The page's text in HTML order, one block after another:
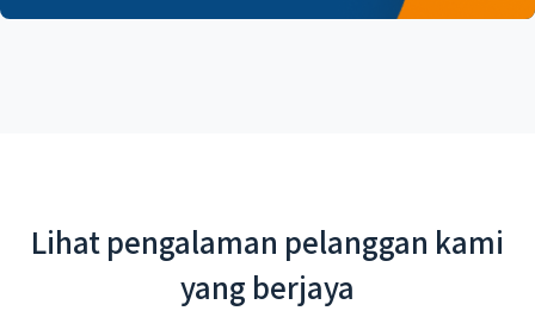
Lihat pengalaman pelanggan kami
yang berjaya